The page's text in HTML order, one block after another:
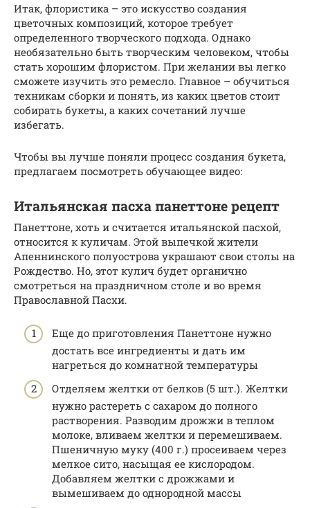
Итак, флористика – это искусство создания
цветочных композиций, которое требует
определенного творческого подхода. Однако
необязательно быть творческим человеком, чтобы
стать хорошим флористом. При желании вы легко
сможете изучить это ремесло. Главное – обучиться
техникам сборки и понять, из каких цветов стоит
собирать букеты, а каких сочетаний лучше
избегать.
Чтобы вы лучше поняли процесс создания букета,
предлагаем посмотреть обучающее видео:
Итальянская пасха панеттоне рецепт
Панеттоне, хоть и считается итальянской пасхой,
относится к куличам. Этой выпечкой жители
Апеннинского полуострова украшают свои столы на
Рождество. Но, этот кулич будет органично
смотреться на праздничном столе и во время
Православной Пасхи.
Еще до приготовления Панеттоне нужно
достать все ингредиенты и дать им
нагреться до комнатной температуры
Отделяем желтки от белков (5 шт.). Желтки
нужно растереть с сахаром до полного
растворения. Разводим дрожжи в теплом
молоке, вливаем желтки и перемешиваем.
Пшеничную муку (400 г.) просеиваем через
мелкое сито, насыщая ее кислородом.
Добавляем желтки с дрожжами и
вымешиваем до однородной массы